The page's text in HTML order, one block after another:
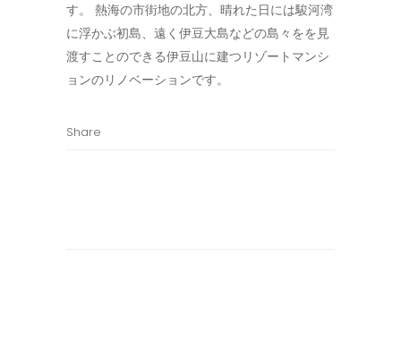
す。 熱海の市街地の北方、晴れた日には駿河湾
に浮かぶ初島、遠く伊豆大島などの島々をを見
渡すことのできる伊豆山に建つリゾートマンシ
ョンのリノベーションです。
Share